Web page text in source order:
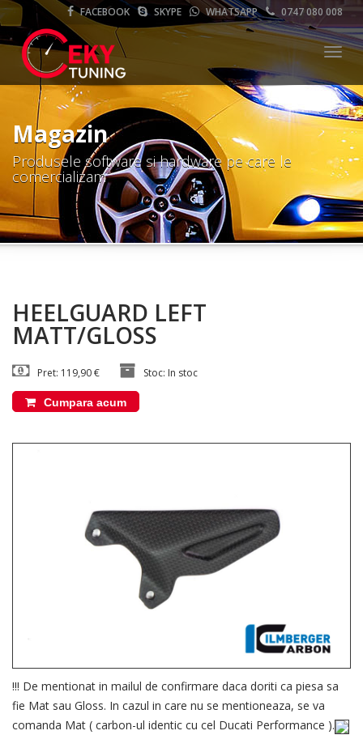
FACEBOOK SKYPE WHATSAPP 0747 080 008
Magazin
Produsele software si hardware pe care le
comercializam
HEELGUARD LEFT
MATT/GLOSS
Pret: 119,90 € Stoc: In stoc
Cumpara acum
!!! De mentionat in mailul de confirmare daca doriti ca piesa sa
fie Mat sau Gloss. In cazul in care nu se mentioneaza, se va
comanda Mat ( carbon-ul identic cu cel Ducati Performance ).